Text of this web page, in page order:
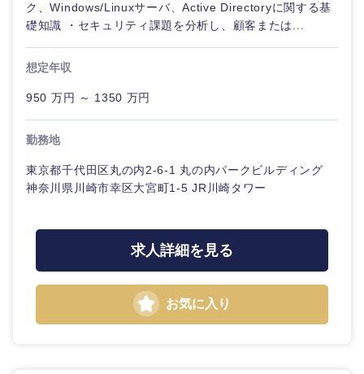
近畿地方
京都府
大阪府 兵庫県
ク、Windows/Linuxサーバ、Active Directoryに関する基
礎知識 ・セキュリティ課題を分析し、顧客または...
想定年収
950 万円 ～ 1350 万円
勤務地
東京都千代田区丸の内2-6-1 丸の内パークビルディング
神奈川県川崎市幸区大宮町1-5 JR川崎タワー
求人詳細を見る
お気に入り